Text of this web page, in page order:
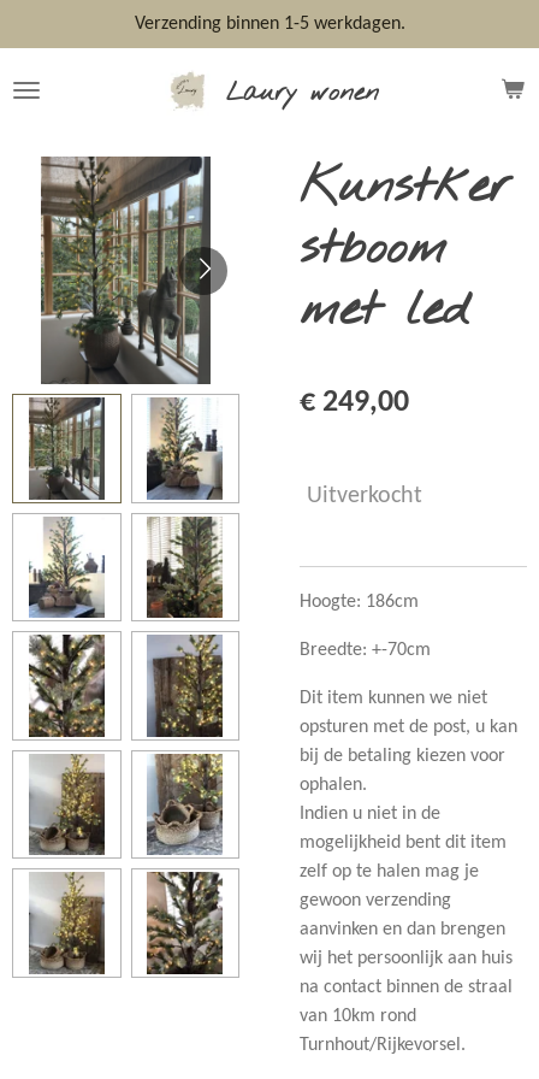
direct
naar
Laury wonen
Verzending binnen 1-5 werkdagen.
Kunstker
stboom
met led
€ 249,00
Uitverkocht
Hoogte: 186cm
Breedte: +-70cm
Dit item kunnen we niet
opsturen met de post, u kan
bij de betaling kiezen voor
ophalen.
Indien u niet in de
mogelijkheid bent dit item
zelf op te halen mag je
gewoon verzending
aanvinken en dan brengen
wij het persoonlijk aan huis
na contact binnen de straal
van 10km rond
Turnhout/Rijkevorsel.